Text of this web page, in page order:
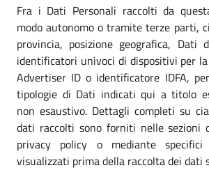
Fra i Dati Personali raccolti da
modo autonomo o tramite terze parti,
provincia, posizione geografica, Dati
identificatori univoci di dispositivi per
Advertiser ID o identificatore IDFA,
tipologie di Dati indicati qui a titolo
non esaustivo. Dettagli completi su
dati raccolti sono forniti nelle sezioni
privacy policy o mediante
visualizzati prima della raccolta dei dati